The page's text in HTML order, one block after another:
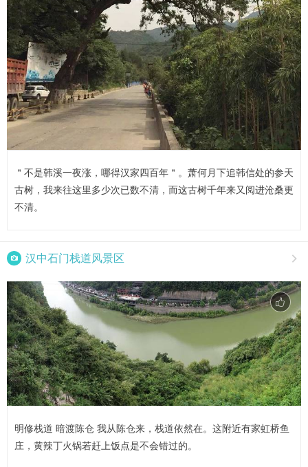
＂不是韩溪一夜涨，哪得汉家四百年＂。萧何月下追韩信处的参天
古树，我来往这里多少次已数不清，而这古树千年来又阅进沧桑更
不清。
 汉中石门栈道风景区 
明修栈道 暗渡陈仓 我从陈仓来，栈道依然在。这附近有家虹桥鱼
庄，黄辣丁火锅若赶上饭点是不会错过的。